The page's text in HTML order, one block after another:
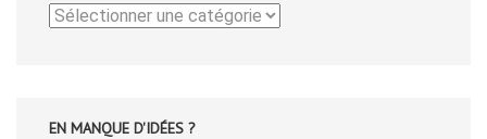
Catégories
EN MANQUE D'IDÉES ?